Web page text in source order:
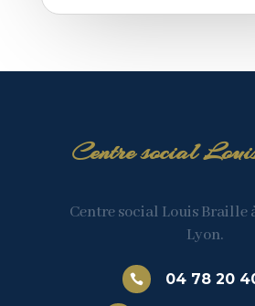
Centre social
Centre social Louis Braille
Lyon.
 04 78 20